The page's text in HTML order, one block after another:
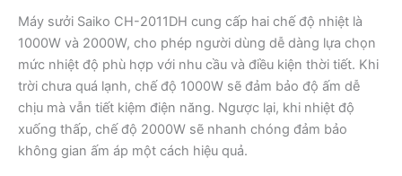
Máy sưởi Saiko CH-2011DH cung cấp hai chế độ nhiệt là
1000W và 2000W, cho phép người dùng dễ dàng lựa chọn
mức nhiệt độ phù hợp với nhu cầu và điều kiện thời tiết. Khi
trời chưa quá lạnh, chế độ 1000W sẽ đảm bảo độ ấm dễ
chịu mà vẫn tiết kiệm điện năng. Ngược lại, khi nhiệt độ
xuống thấp, chế độ 2000W sẽ nhanh chóng đảm bảo
không gian ấm áp một cách hiệu quả.